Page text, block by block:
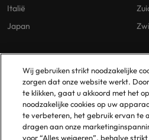
Italië
Japan
Our Policies
Privacybeleid
Cookies Policy
Policy Library
Wij gebruiken strikt noodzakelijke
zorgen dat onze website werkt.
te klikken, gaat u akkoord met het
noodzakelijke cookies op uw
te verbeteren, het gebruik ervan te
dragen aan onze
voor “Alles weigeren”, behalve